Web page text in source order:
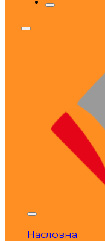
Насловна